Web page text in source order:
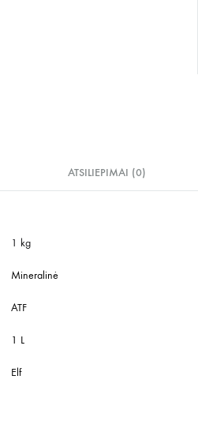
ATSILIEPIMAI (0)
1 kg
Mineralinė
ATF
1 L
Elf